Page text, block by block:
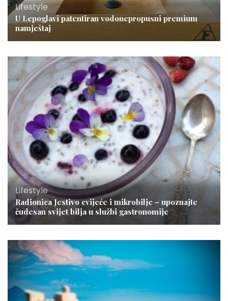
Lifestyle
U Lepoglavi patentiran vodonepropusni premium
namještaj
Lifestyle
Radionica Jestivo cvijeće i mikrobilje – upoznajte
čudesan svijet bilja u službi gastronomije